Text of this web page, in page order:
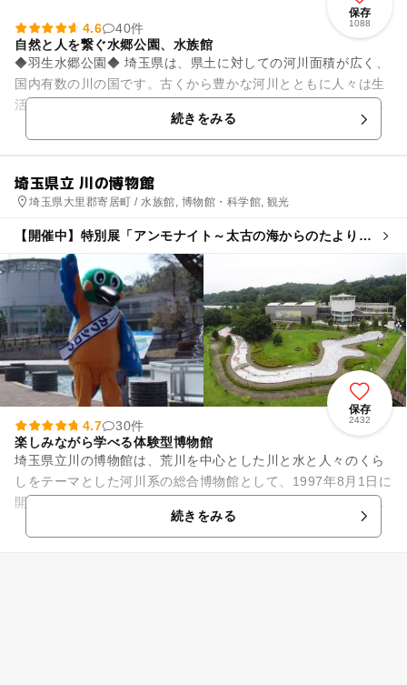
保存
1088
4.6
40件
自然と人を繋ぐ水郷公園、水族館
◆羽生水郷公園◆ 埼玉県は、県土に対しての河川面積が広く、
国内有数の川の国です。古くから豊かな河川とともに人々は生
活し、文化を育んできました。特に、日本有数の大河であもる
利根川、荒川から分かれ...続きをみる
埼玉県立 川の博物館
埼玉県大里郡寄居町 / 水族館, 博物館・科学館, 観光
【開催中】特別展「アンモナイト～太古の海からのたより
保存
2432
4.7
30件
楽しみながら学べる体験型博物館
埼玉県立川の博物館は、荒川を中心とした川と水と人々のくら
しをテーマとした河川系の総合博物館として、1997年8月1日に
開館した参加体験型の博物館です。当館の目的は、「埼玉の母
続きをみる